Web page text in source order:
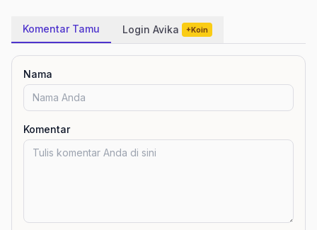
Komentar Tamu Login Avika +Koin
Nama
Komentar